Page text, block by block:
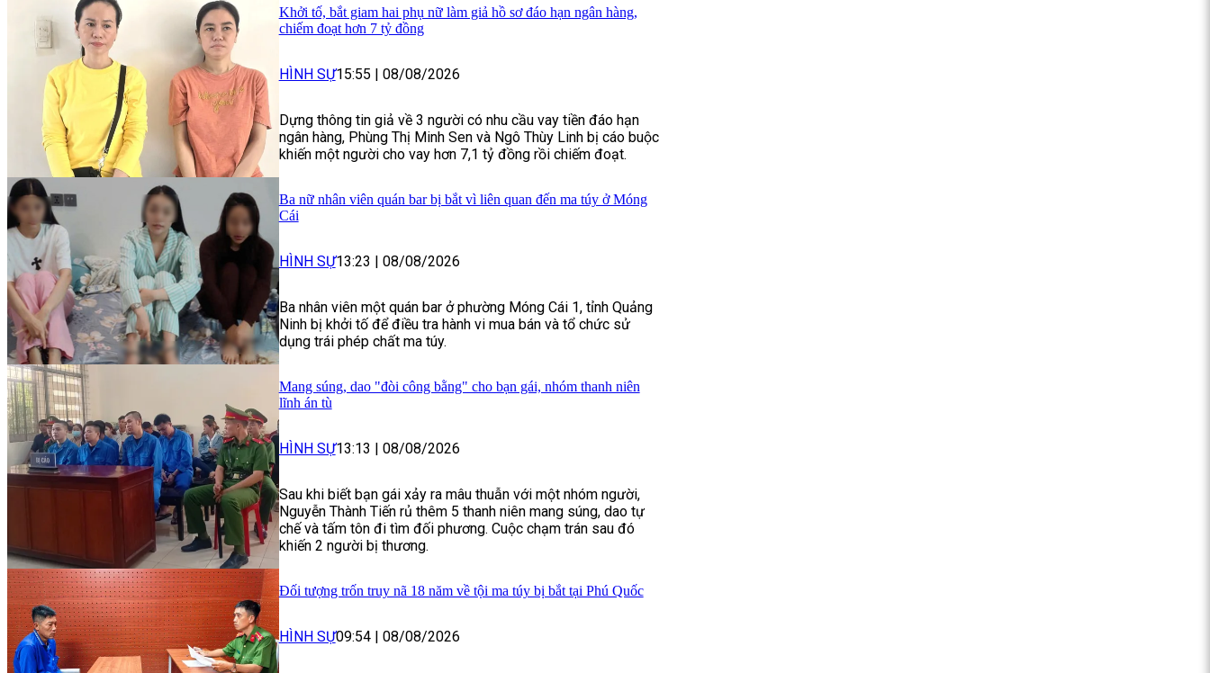
Khởi tố, bắt giam hai phụ nữ làm giả hồ sơ đáo hạn ngân hàng,
chiếm đoạt hơn 7 tỷ đồng
HÌNH SỰ15:55 08/08/2026
Dựng thông tin giả về 3 người có nhu cầu vay tiền đáo hạn
ngân hàng, Phùng Thị Minh Sen và Ngô Thùy Linh bị cáo buộc
khiến một người cho vay hơn 7,1 tỷ đồng rồi chiếm đoạt.
Ba nữ nhân viên quán bar bị bắt vì liên quan đến ma túy ở Móng
Cái
HÌNH SỰ13:23 08/08/2026
Ba nhân viên một quán bar ở phường Móng Cái 1, tỉnh Quảng
Ninh bị khởi tố để điều tra hành vi mua bán và tổ chức sử
dụng trái phép chất ma túy.
Mang súng, dao "đòi công bằng" cho bạn gái, nhóm thanh niên
lĩnh án tù
HÌNH SỰ13:13 08/08/2026
Sau khi biết bạn gái xảy ra mâu thuẫn với một nhóm người,
Nguyễn Thành Tiến rủ thêm 5 thanh niên mang súng, dao tự
chế và tấm tôn đi tìm đối phương. Cuộc chạm trán sau đó
khiến 2 người bị thương.
Đối tượng trốn truy nã 18 năm về tội ma túy bị bắt tại Phú Quốc
HÌNH SỰ09:54 08/08/2026